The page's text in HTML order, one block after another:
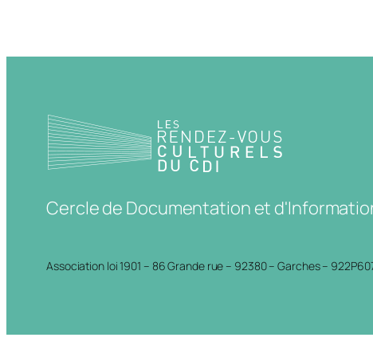
Cercle de Documentation et
Association loi 1901 – 86 Grande rue – 92380 – Garches –